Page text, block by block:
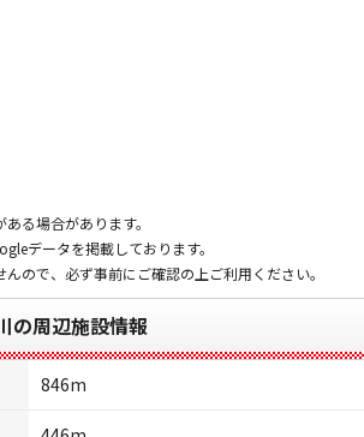
る場合があります。
データを掲載しております。
ので、必ず事前にご確認の上ご利用ください。
の周辺施設情報
846m